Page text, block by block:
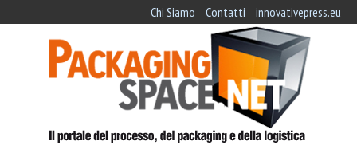
Chi Siamo Contatti innovativepress.eu